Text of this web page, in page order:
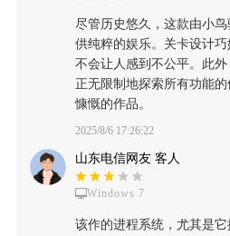
尽管历史悠久，这款由小
供纯粹的娱乐。关卡设计
不会让人感到不公平。此
正无限制地探索所有功能
慷慨的作品。
2025/8/6 17:26:22
山东电信网友 客人
Windows 7
该作的进程系统，尤其是